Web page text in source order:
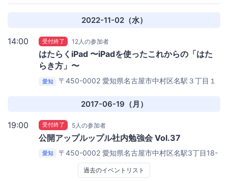
2022-11-02（水）
14:00 受付終了 12人の参加者
はたらくiPad 〜iPadを使ったこれからの「はた
らき方」〜
愛知
〒450-0002 愛知県名古屋市中村区名駅３丁目１
2017-06-19（月）
19:00 受付終了 5人の参加者
公開アップルップル社内勉強会 Vol.37
愛知
〒450-0002 愛知県名古屋市中村区名駅3丁目18-
5 モンマートビル5階 ベースキャンプ名古屋
過去のイベントリスト